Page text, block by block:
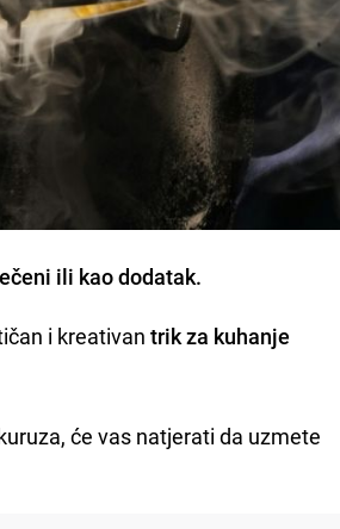
ili kao dodatak.
i kreativantrik za kuhanje
će vas natjerati da uzmete